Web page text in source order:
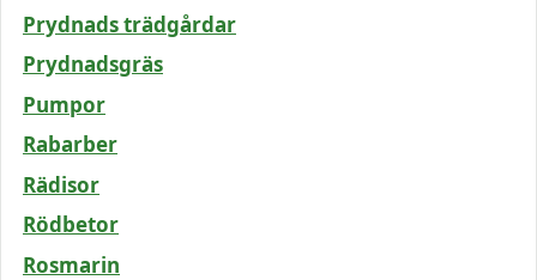
Prydnads trädgårdar
Prydnadsgräs
Pumpor
Rabarber
Rädisor
Rödbetor
Rosmarin